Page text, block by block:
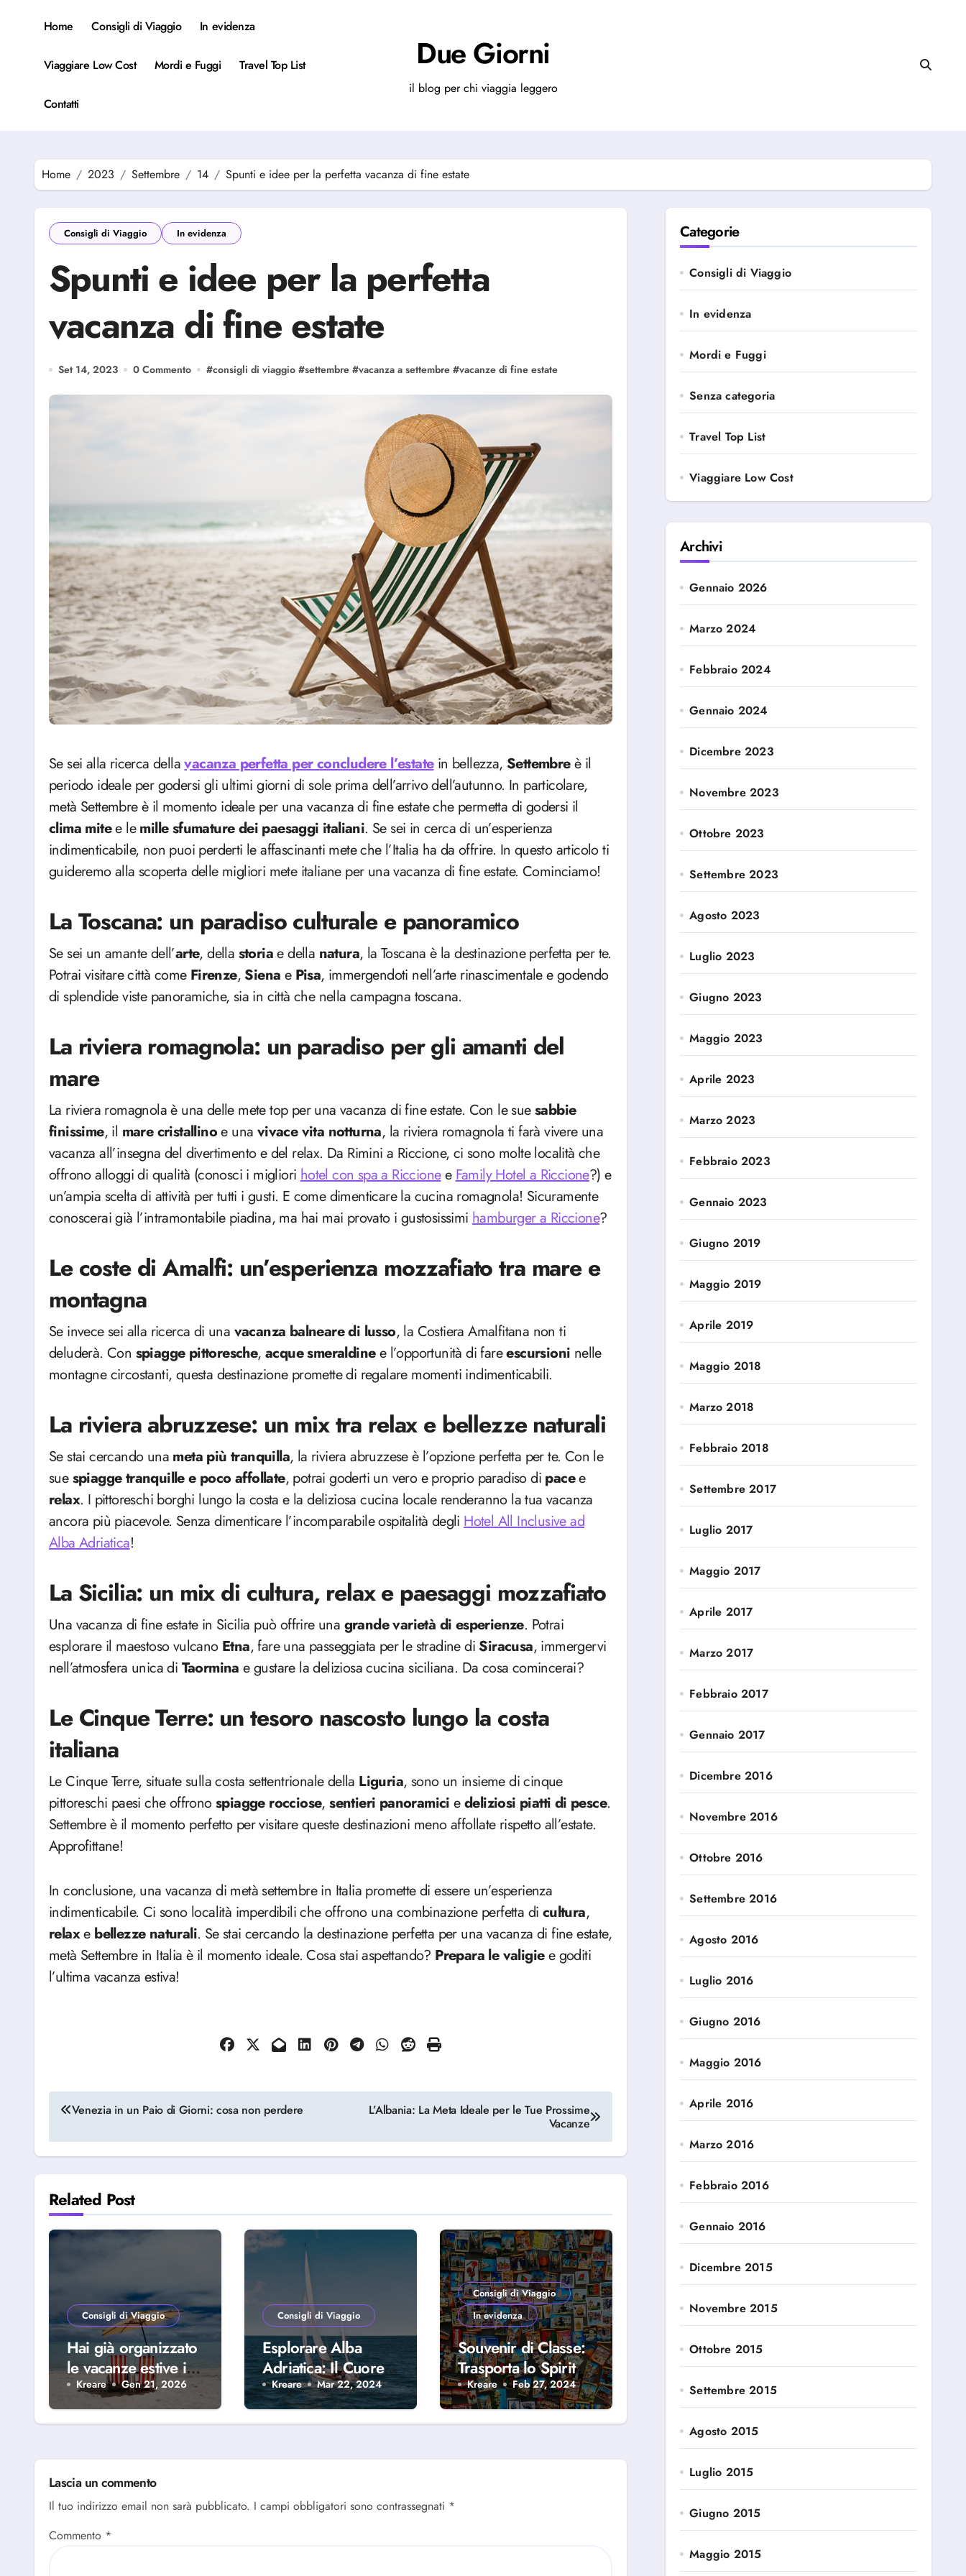
Home Consigli di Viaggio In evidenza
Viaggiare Low Cost Mordi e Fuggi Travel Top List
Contatti
Due Giorni
il blog per chi viaggia leggero
Home 2023 Settembre 14 Spunti e idee per la perfetta vacanza di fine estate
Consigli di Viaggio In evidenza
Spunti e idee per la perfetta
vacanza di fine estate
Set 14, 2023 0 Commento #consigli di viaggio #settembre #vacanza a settembre #vacanze di fine estate
Se sei alla ricerca dellavacanza perfetta per concludere l’estatein bellezza, Settembreè il
periodo ideale per godersi gli ultimi giorni di sole prima dell’arrivo dell’autunno. In particolare,
metà Settembre è il momento ideale per una vacanza di fine estate che permetta di godersi il
clima mitee lemille sfumature dei paesaggi italiani. Se sei in cerca di un’esperienza
indimenticabile, non puoi perderti le affascinanti mete che l’Italia ha da offrire. In questo articolo ti
guideremo alla scoperta delle migliori mete italiane per una vacanza di fine estate. Cominciamo!
La Toscana: un paradiso culturale e panoramico
Se sei un amante dell’arte, della storiae della natura, la Toscana è la destinazione perfetta per te.
Potrai visitare città come Firenze, Siena e Pisa, immergendoti nell’arte rinascimentale e godendo
di splendide viste panoramiche, sia in città che nella campagna toscana.
La riviera romagnola: un paradiso per gli amanti del
mare
La riviera romagnola è una delle mete top per una vacanza di fine estate. Con le suesabbie
finissime, il marecristallinoe una vivacevita notturna, la riviera romagnola ti farà vivere una
vacanza all’insegna del divertimento e del relax. Da Rimini a Riccione, ci sono molte località che
offrono alloggi di qualità (conosci i migliori hotel con spa a Riccionee Family Hotel a Riccione?) e
un’ampia scelta di attività per tutti i gusti. E come dimenticare la cucina romagnola! Sicuramente
conoscerai già l’intramontabile piadina, ma hai mai provato i gustosissimi hamburger a Riccione?
Le coste di Amalfi: un’esperienza mozzafiato tra mare e
montagna
Se invece sei alla ricerca di una vacanza balneare di lusso, la Costiera Amalfitana non ti
deluderà. Con spiagge pittoresche,acquesmeraldinee l’opportunità di fareescursioni nelle
montagne circostanti, questa destinazione promette di regalare momenti indimenticabili.
La riviera abruzzese: un mix tra relax e bellezze naturali
Se stai cercando una meta più tranquilla, la riviera abruzzese è l’opzione perfetta per te. Con le
suespiagge tranquille e poco affollate, potrai goderti un vero e proprio paradiso di pacee
relax. I pittoreschi borghi lungo la costa e la deliziosa cucina locale renderanno la tua vacanza
ancora più piacevole. Senza dimenticare l’incomparabile ospitalità degli Hotel All Inclusive ad
Alba Adriatica!
La Sicilia: un mix di cultura, relax e paesaggi mozzafiato
Una vacanza di fine estate in Sicilia può offrire una grande varietà di esperienze. Potrai
esplorare il maestoso vulcano Etna, fare una passeggiata per le stradine di Siracusa, immergervi
nell’atmosfera unica di Taormina e gustare la deliziosa cucina siciliana. Da cosa comincerai?
Le Cinque Terre: un tesoro nascosto lungo la costa
italiana
Le Cinque Terre, situate sulla costa settentrionale della Liguria, sono un insieme di cinque
pittoreschi paesi che offronospiagge rocciose,sentieri panoramici edeliziosi piatti di pesce.
Settembre è il momento perfetto per visitare queste destinazioni meno affollate rispetto all’estate.
Approfittane!
In conclusione, una vacanza di metà settembre in Italia promette di essere un’esperienza
indimenticabile. Ci sono località imperdibili che offrono una combinazione perfetta di cultura,
relaxe bellezze naturali. Se stai cercando la destinazione perfetta per una vacanza di fine estate,
metà Settembre in Italia è il momento ideale. Cosa stai aspettando? Prepara le valigiee goditi
l’ultima vacanza estiva!
Navigazione
articoli
Venezia in un Paio di Giorni: cosa non perdere
L’Albania: La Meta Ideale per le Tue Prossime
Vacanze
Related Post
Consigli di Viaggio
Hai già organizzato
le vacanze estive in
famiglia? Scopri
perché scegliere
Alba Adriatica
Kreare Gen 21, 2026
Consigli di Viaggio
Esplorare Alba
Adriatica: Il Cuore
della Riviera
Abruzzese
Kreare Mar 22, 2024
Consigli di Viaggio
In evidenza
Souvenir di Classe:
Trasporta lo Spirito
del Viaggio a Casa
Tua
Kreare Feb 27, 2024
Lascia un commento
Il tuo indirizzo email non sarà pubblicato. I campi obbligatori sono contrassegnati *
Commento *
Categorie
Consigli di Viaggio
In evidenza
Mordi e Fuggi
Senza categoria
Travel Top List
Viaggiare Low Cost
Archivi
Gennaio 2026
Marzo 2024
Febbraio 2024
Gennaio 2024
Dicembre 2023
Novembre 2023
Ottobre 2023
Settembre 2023
Agosto 2023
Luglio 2023
Giugno 2023
Maggio 2023
Aprile 2023
Marzo 2023
Febbraio 2023
Gennaio 2023
Giugno 2019
Maggio 2019
Aprile 2019
Maggio 2018
Marzo 2018
Febbraio 2018
Settembre 2017
Luglio 2017
Maggio 2017
Aprile 2017
Marzo 2017
Febbraio 2017
Gennaio 2017
Dicembre 2016
Novembre 2016
Ottobre 2016
Settembre 2016
Agosto 2016
Luglio 2016
Giugno 2016
Maggio 2016
Aprile 2016
Marzo 2016
Febbraio 2016
Gennaio 2016
Dicembre 2015
Novembre 2015
Ottobre 2015
Settembre 2015
Agosto 2015
Luglio 2015
Giugno 2015
Maggio 2015